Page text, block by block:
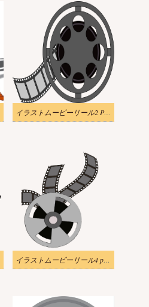
イラストムービーリール2 PNG透明
イラストムービーリール4 png透明